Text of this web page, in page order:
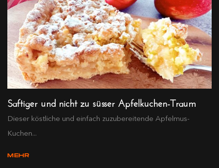
Saftiger und nicht zu süsser Apfelkuchen-Traum
Dieser köstliche und einfach zuzubereitende Apfelmus-
Kuchen...
MEHR